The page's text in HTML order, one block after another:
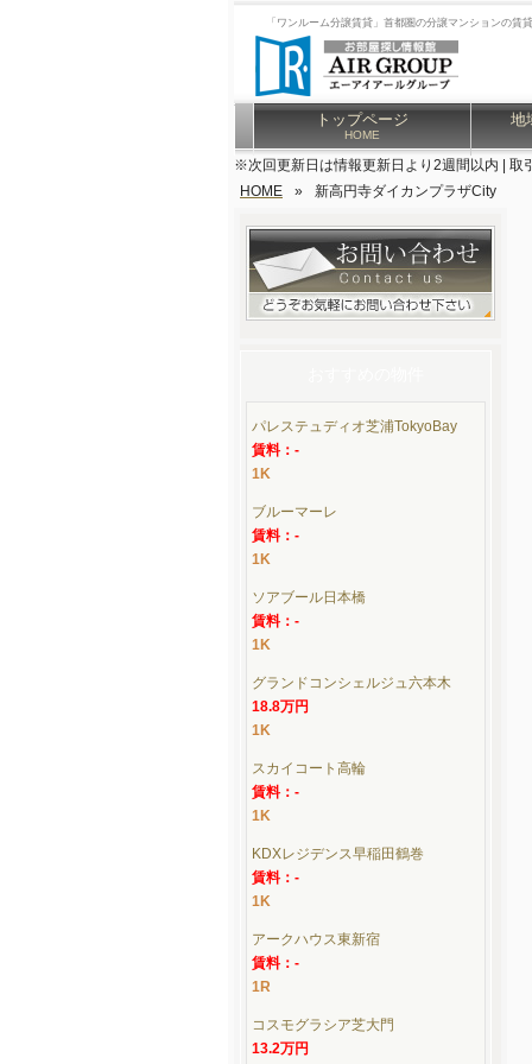
「ワンルーム分譲賃貸」首都圏の分譲マンションの賃
トップページ
HOME
地
※次回更新日は情報更新日より2週間以内 | 取
HOME
» 新高円寺ダイカンプラザCity
パレステュディオ芝浦TokyoBay
賃料：-
1K
ブルーマーレ
賃料：-
1K
ソアブール日本橋
賃料：-
1K
グランドコンシェルジュ六本木
18.8万円
1K
スカイコート高輪
賃料：-
1K
KDXレジデンス早稲田鶴巻
賃料：-
1K
アークハウス東新宿
賃料：-
1R
コスモグラシア芝大門
13.2万円